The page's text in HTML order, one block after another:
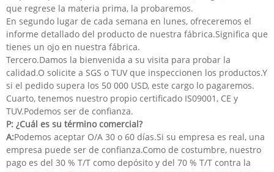
que regrese la materia prima, la probaremos.
En segundo lugar de cada semana en lunes, ofreceremos el
informe detallado del producto de nuestra fábrica.Significa que
tienes un ojo en nuestra fábrica.
Tercero.Damos la bienvenida a su visita para probar la
calidad.O solicite a SGS o TUV que inspeccionen los productos.Y
si el pedido supera los 50 000 USD, este cargo lo pagaremos.
Cuarto, tenemos nuestro propio certificado IS09001, CE y
TUV.Podemos ser de confianza.
P: ¿Cuál es su término comercial?
A:Podemos aceptar O/A 30 o 60 días.Si su empresa es real, una
empresa puede ser de confianza.Como de costumbre, nuestro
pago es del 30 % T/T como depósito y del 70 % T/T contra la